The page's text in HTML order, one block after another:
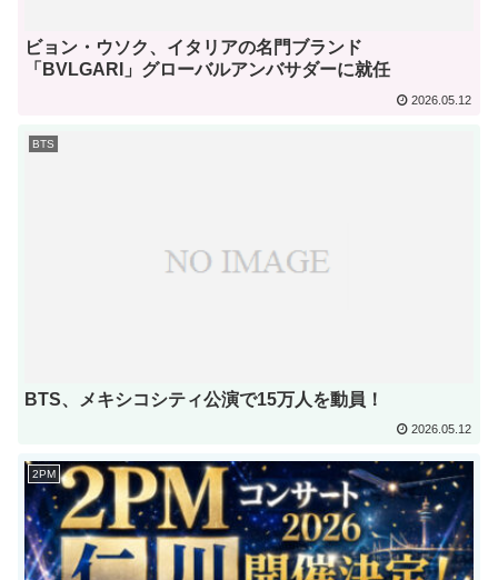
ビョン・ウソク、イタリアの名門ブランド
「BVLGARI」グローバルアンバサダーに就任
2026.05.12
BTS
BTS、メキシコシティ公演で15万人を動員！
2026.05.12
2PM